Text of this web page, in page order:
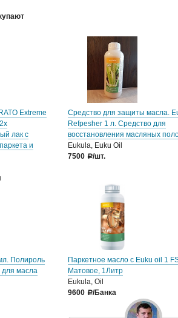
Extreme
лак с
и
Средство для защиты масла.
Refpesher 1 л. Средство для
восстановления масляных
Eukula, Euku Oil
7500
a/шт.
Полироль
для масла
Паркетное масло с Euku oil 1
Матовое, 1Литр
Eukula, Oil
9600
a/Банка